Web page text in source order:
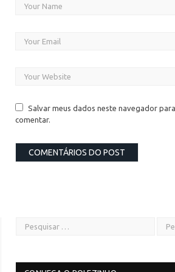
Salvar meus dados neste navegador
comentar.